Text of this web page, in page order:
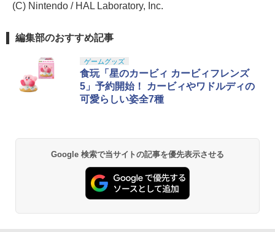
(C) Nintendo / HAL Laboratory, Inc.
編集部のおすすめ記事
ゲームグッズ
食玩「星のカービィ カービィフレンズ
5」予約開始！ カービィやワドルディの
可愛らしい姿全7種
Google 検索で当サイトの記事を優先表示させる